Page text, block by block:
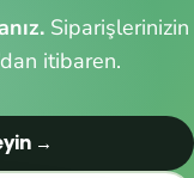
Siparişlerinizin
itibaren.
→